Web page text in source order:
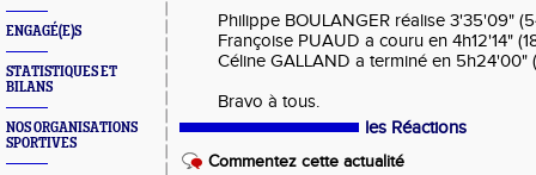
ENGAGÉ(E)S
STATISTIQUES ET
BILANS
NOS ORGANISATIONS
SPORTIVES
Philippe BOULANGER réalise 3'35'09"
Françoise PUAUD a couru en 4h12'14"
Céline GALLAND a terminé en 5h24'00"
Bravo à tous.
les Réactions
Commentez cette actualité